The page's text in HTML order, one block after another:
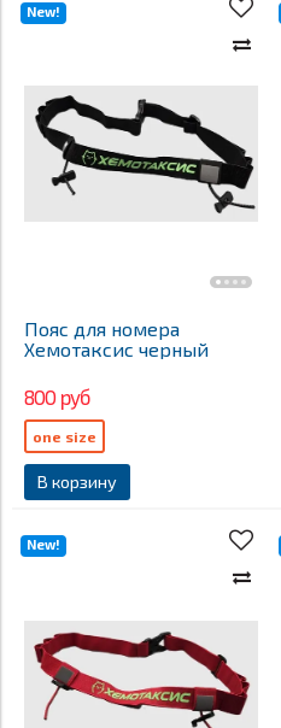
New!
Пояс для номера
Хемотаксис черный
800 руб
В корзину
one size
New!